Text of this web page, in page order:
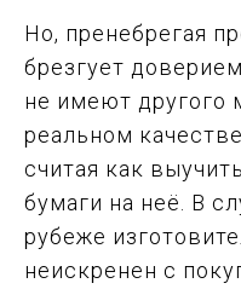
Но, пренебрегая
брезгует
не имеют другого
реальном
считая как
бумаги на неё. В
рубеже
неискренен с